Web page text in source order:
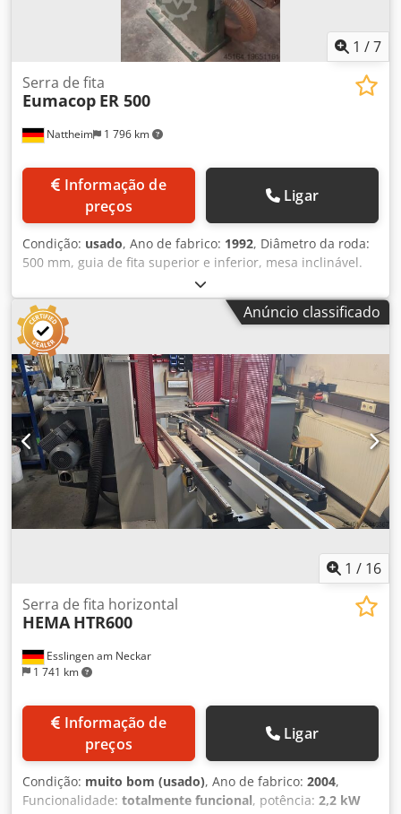
1 /7
Nattheim 1 796 km
Serra de fita
Eumacop ER 500
preços
Ligar
Condição: usado, Ano de fabrico: 1992, Diâmetro da roda:
500 mm, guia de fita superior e inferior, mesa inclinável.
Local de armazenamento: Nattheim Dcedpfxew D Aw Hj Af
Rek
Anúncio classificado
1 / 16
Esslingen am Neckar
1 741 km
Serra de fita horizontal
HEMA HTR600
preços
Ligar
Condição: muito bom (usado), Ano de fabrico: 2004,
Funcionalidade: totalmente funcional, potência: 2,2 kW